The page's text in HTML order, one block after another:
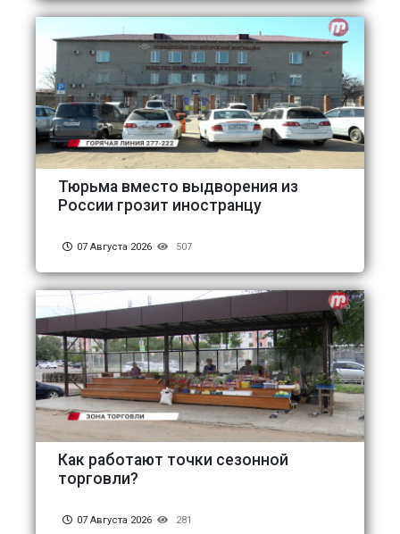
Тюрьма вместо выдворения из
России грозит иностранцу
07 Августа 2026 507
Как работают точки сезонной
торговли?
07 Августа 2026 281